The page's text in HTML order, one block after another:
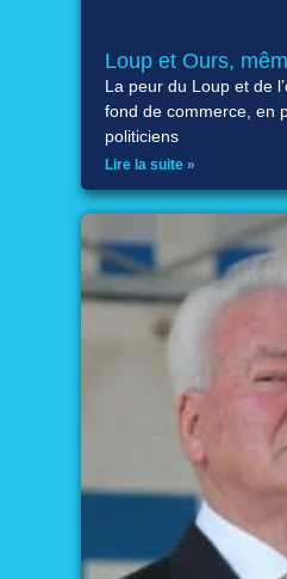
Loup et Ours,
La peur du Loup et de
fond de commerce, en
politiciens
Lire la suite »